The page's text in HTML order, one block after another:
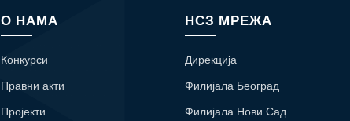
О НАМА
Конкурси
Правни акти
Пројекти
НСЗ МРЕЖА
Дирекција
Филијала Београд
Филијала Нови Сад